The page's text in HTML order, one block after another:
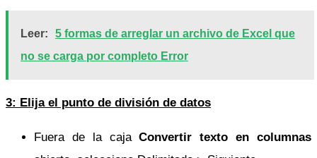
Leer:
5 formas de arreglar un archivo de Excel que
no se carga por completo Error
3: Elija el punto de división de datos
Fuera de la cajaConvertir texto en columnas